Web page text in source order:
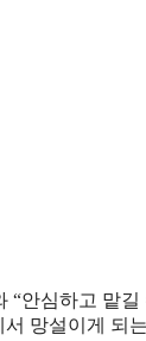
“안심하고 맡
망설이게 되